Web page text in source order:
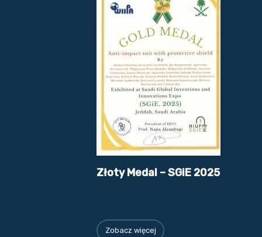
Złoty Medal – SGiE 2025
Zobacz więcej